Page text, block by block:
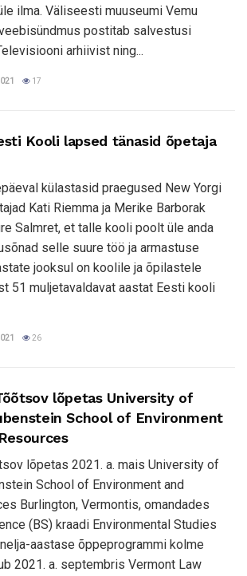
ilma. Väliseesti muuseumi Vemu
postitab salvestusi
arhiivist ning...
17
Kooli lapsed tänasid õpetaja
külastasid praegused New Yorgi
Kati Riemma ja Merike Barborak
Salmret, et talle kooli poolt üle anda
selle suure töö ja armastuse
jooksul on koolile ja õpilastele
51 muljetavaldavat aastat Eesti kooli
26
lõpetas University of
School of Environment
lõpetas 2021. a. mais University of
School of Environment and
Burlington, Vermontis, omandades
(BS) kraadi Environmental Studies
aastase õppeprogrammi kolme
2021. a. septembris Vermont Law